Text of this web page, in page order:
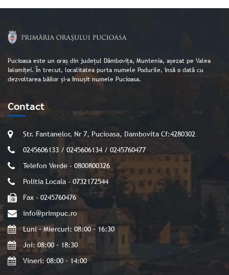
Pucioasa este un oraș din județul Dâmbovița, Muntenia, așezat pe Valea
Ialomiței. În trecut, localitatea purta numele Podurile, însă o dată cu
dezvoltarea băilor și-a însușit numele Pucioasa.
Contact
Str. Fantanelor, Nr 7, Pucioasa, Dambovita Cf:4280302
0245606133 / 0245606134 / 0245760477
Telefon Verde - 0800800326
Politia Locala - 0732172544
Fax - 0245760476
info@primpuc.ro
Luni – Miercuri: 08:00 – 16:30
Joi: 08:00 – 18:30
Vineri: 08:00 – 14:00